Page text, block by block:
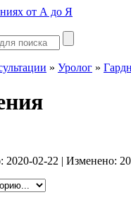
от А до Я
» Уролог »
2020-02-22 | Изменено: